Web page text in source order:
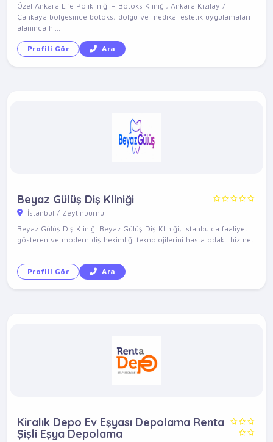
Özel Ankara Life Polikliniği – Botoks Kliniği, Ankara Kızılay /
Çankaya bölgesinde botoks, dolgu ve medikal estetik uygulamaları
alanında hi...
Profili Gör Ara
Beyaz Gülüş Diş Kliniği
İstanbul / Zeytinburnu
Beyaz Gülüş Diş Kliniği Beyaz Gülüş Diş Kliniği, İstanbulda faaliyet
gösteren ve modern diş hekimliği teknolojilerini hasta odaklı hizmet
...
Profili Gör Ara
Kiralık Depo Ev Eşyası Depolama Renta
Şişli Eşya Depolama